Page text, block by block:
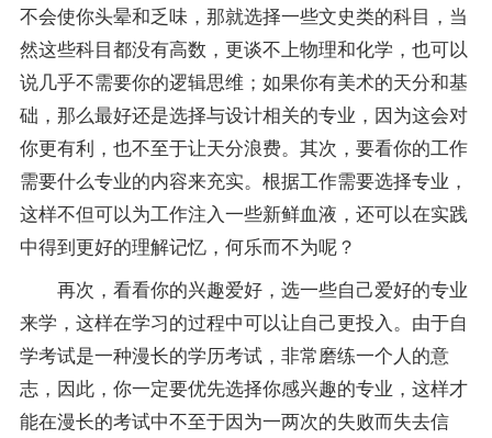
不会使你头晕和乏味，那就选择一些文史类的科目，当
然这些科目都没有高数，更谈不上物理和化学，也可以
说几乎不需要你的逻辑思维；如果你有美术的天分和基
础，那么最好还是选择与设计相关的专业，因为这会对
你更有利，也不至于让天分浪费。其次，要看你的工作
需要什么专业的内容来充实。根据工作需要选择专业，
这样不但可以为工作注入一些新鲜血液，还可以在实践
中得到更好的理解记忆，何乐而不为呢？
再次，看看你的兴趣爱好，选一些自己爱好的专业
来学，这样在学习的过程中可以让自己更投入。由于自
学考试是一种漫长的学历考试，非常磨练一个人的意
志，因此，你一定要优先选择你感兴趣的专业，这样才
能在漫长的考试中不至于因为一两次的失败而失去信